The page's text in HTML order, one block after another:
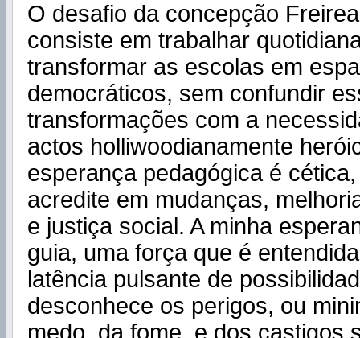
O desafio da concepção
consiste em trabalhar
transformar as escolas em
democráticos, sem confundir
transformações com a
actos holliwoodianamente
esperança pedagógica é
acredite em mudanças,
e justiça social. A minha
guia, uma força que é
latência pulsante de
desconhece os perigos, ou
medo, da fome, e dos castigos